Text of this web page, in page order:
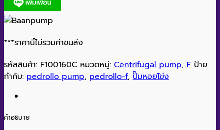
***ราคานี้ไม่รวมค่าขนส่ง
รหัสสินค้า: F100160C หมวดหมู่: Centrifugal pump, F ป้าย
กำกับ: pedrollo pump, pedrollo-f, ปั๊มหอยโข่ง
คำอธิบาย